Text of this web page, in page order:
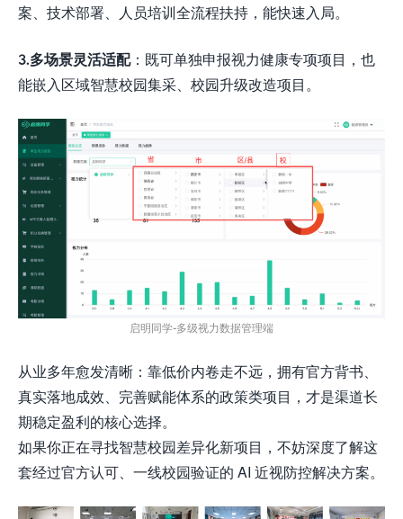
案、技术部署、人员培训全流程扶持，能快速入局。
3.多场景灵活适配：既可单独申报视力健康专项项目，也
能嵌入区域智慧校园集采、校园升级改造项目。
启明同学-多级视力数据管理端
从业多年愈发清晰：靠低价内卷走不远，拥有官方背书、
真实落地成效、完善赋能体系的政策类项目，才是渠道长
期稳定盈利的核心选择。
如果你正在寻找智慧校园差异化新项目，不妨深度了解这
套经过官方认可、一线校园验证的 AI 近视防控解决方案。